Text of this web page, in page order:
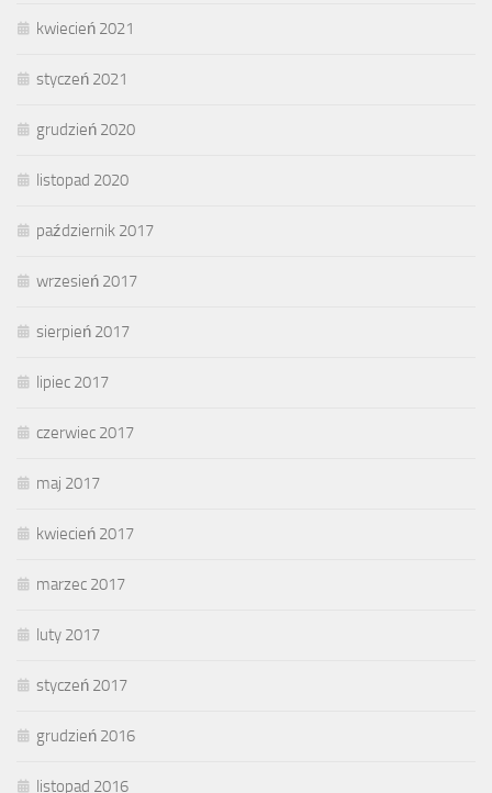
kwiecień 2021
styczeń 2021
grudzień 2020
listopad 2020
październik 2017
wrzesień 2017
sierpień 2017
lipiec 2017
czerwiec 2017
maj 2017
kwiecień 2017
marzec 2017
luty 2017
styczeń 2017
grudzień 2016
listopad 2016